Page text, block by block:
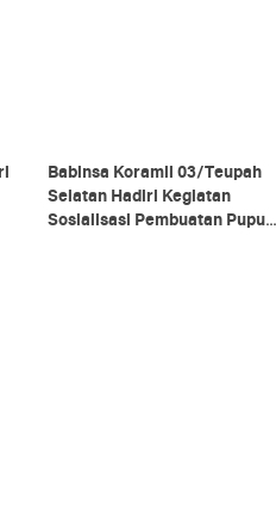
Babinsa Koramil 03/Teupah
Selatan Hadiri Kegiatan
Sosialisasi Pembuatan Pupuk